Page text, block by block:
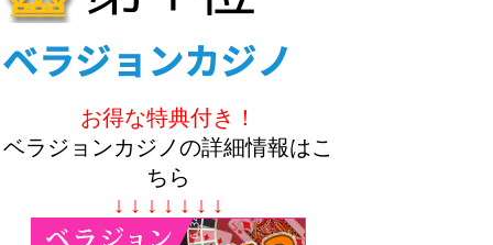
お得な特典付き！
ベラジョンカジノの詳細情報はこ
ちら
↓ ↓ ↓ ↓ ↓ ↓ ↓